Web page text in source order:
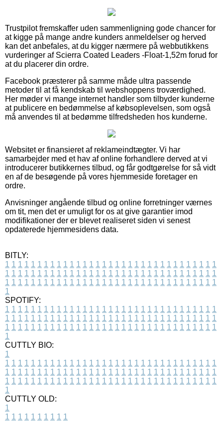
Trustpilot fremskaffer uden sammenligning gode chancer for
at kigge på mange andre kunders anmeldelser og herved
kan det anbefales, at du kigger nærmere på webbutikkens
vurderinger af Scierra Coated Leaders -Float-1,52m forud for
at du placerer din ordre.
Facebook præsterer på samme måde ultra passende
metoder til at få kendskab til webshoppens troværdighed.
Her møder vi mange internet handler som tilbyder kunderne
at publicere en bedømmelse af købsoplevelsen, som også
må anvendes til at bedømme tilfredsheden hos kunderne.
Websitet er finansieret af reklameindtægter. Vi har
samarbejder med et hav af online forhandlere derved at vi
introducerer butikkernes tilbud, og får godtgørelse for så vidt
en af de besøgende på vores hjemmeside foretager en
ordre.
Anvisninger angående tilbud og online forretninger værnes
om tit, men det er umuligt for os at give garantier imod
modifikationer der er blevet realiseret siden vi senest
opdaterede hjemmesidens data.
BITLY:
1 1 1 1 1 1 1 1 1 1 1 1 1 1 1 1 1 1 1 1 1 1 1 1 1 1 1 1 1 1 1 1 1
1 1 1 1 1 1 1 1 1 1 1 1 1 1 1 1 1 1 1 1 1 1 1 1 1 1 1 1 1 1 1 1 1
1 1 1 1 1 1 1 1 1 1 1 1 1 1 1 1 1 1 1 1 1 1 1 1 1 1 1 1 1 1 1 1 1
1
SPOTIFY:
1 1 1 1 1 1 1 1 1 1 1 1 1 1 1 1 1 1 1 1 1 1 1 1 1 1 1 1 1 1 1 1 1
1 1 1 1 1 1 1 1 1 1 1 1 1 1 1 1 1 1 1 1 1 1 1 1 1 1 1 1 1 1 1 1 1
1 1 1 1 1 1 1 1 1 1 1 1 1 1 1 1 1 1 1 1 1 1 1 1 1 1 1 1 1 1 1 1 1
1
CUTTLY BIO:
1
1 1 1 1 1 1 1 1 1 1 1 1 1 1 1 1 1 1 1 1 1 1 1 1 1 1 1 1 1 1 1 1 1
1 1 1 1 1 1 1 1 1 1 1 1 1 1 1 1 1 1 1 1 1 1 1 1 1 1 1 1 1 1 1 1 1
1 1 1 1 1 1 1 1 1 1 1 1 1 1 1 1 1 1 1 1 1 1 1 1 1 1 1 1 1 1 1 1 1
1
CUTTLY OLD:
1
1 1 1 1 1 1 1 1 1 1